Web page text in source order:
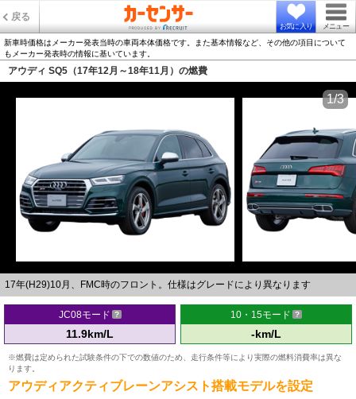
戻る
お気に入り メニュー
新車時価格はメーカー発表当時の車両本体価格です。また基本情報など、その他の項目について
もメーカー発表時の情報に基いています。
アウディ SQ5（17年12月～18年11月）の燃費
17年(H29)10月、FMC時のフロント。仕様はグレードにより異なります
1/3
JC08モード
11.9km/L
10・15モード
-km/L
※燃費は定められた試験条件の下での数値のため、走行条件等により実際の燃料消費率は異な
ります。
アウディアクティブレーンアシスト搭載モデルを設定